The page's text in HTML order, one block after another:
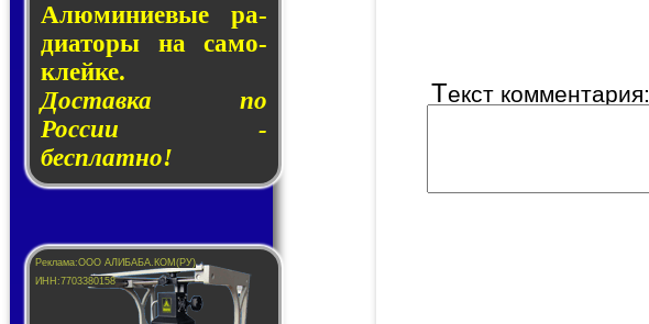
Алюминие­вые ра­
ди­а­то­ры на са­мо­
клей­ке.
Доставка по
России -
бесплатно!
Текст комментария: